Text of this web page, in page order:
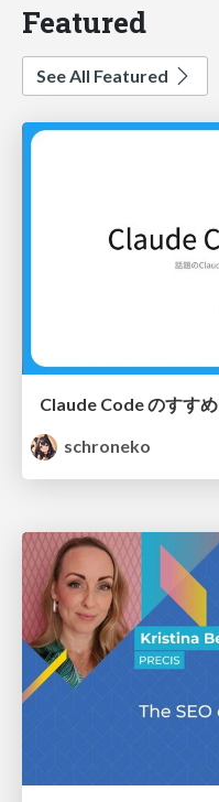
Featured
See All Featured
Claude Code のすすめ
schroneko